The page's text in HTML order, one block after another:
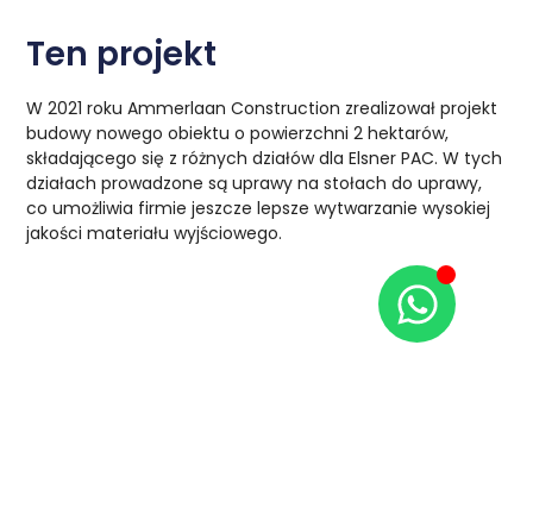
Ten projekt
W 2021 roku Ammerlaan Construction zrealizował projekt
budowy nowego obiektu o powierzchni 2 hektarów,
składającego się z różnych działów dla Elsner PAC. W tych
działach prowadzone są uprawy na stołach do uprawy,
co umożliwia firmie jeszcze lepsze wytwarzanie wysokiej
jakości materiału wyjściowego.